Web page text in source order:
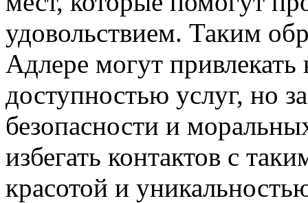
удовольствием. Таким
Адлере могут
доступностью услуг, но
безопасности и
избегать контактов с
красотой и